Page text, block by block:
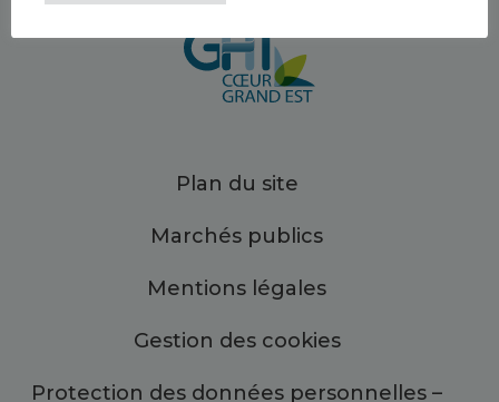
Plan du site
Marchés publics
Mentions légales
Gestion des cookies
Protection des données personnelles –